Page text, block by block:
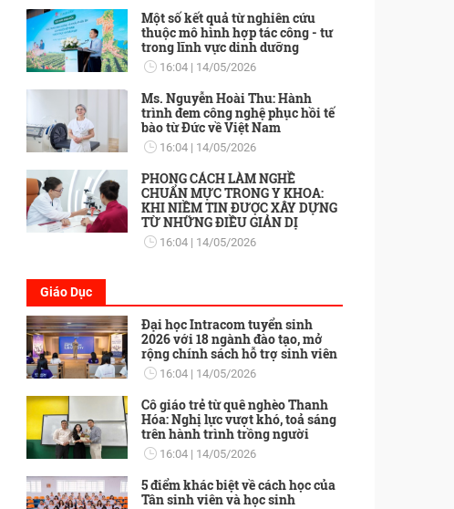
Một số kết quả từ nghiên cứu
thuộc mô hình hợp tác công - tư
trong lĩnh vực dinh dưỡng
16:04 14/05/2026
Ms. Nguyễn Hoài Thu: Hành
trình đem công nghệ phục hồi tế
bào từ Đức về Việt Nam
16:04 14/05/2026
PHONG CÁCH LÀM NGHỀ
CHUẨN MỰC TRONG Y KHOA:
KHI NIỀM TIN ĐƯỢC XÂY DỰNG
TỪ NHỮNG ĐIỀU GIẢN DỊ
16:04 14/05/2026
Giáo Dục
Đại học Intracom tuyển sinh
2026 với 18 ngành đào tạo, mở
rộng chính sách hỗ trợ sinh viên
16:04 14/05/2026
Cô giáo trẻ từ quê nghèo Thanh
Hóa: Nghị lực vượt khó, toả sáng
trên hành trình trồng người
16:04 14/05/2026
5 điểm khác biệt về cách học của
Tân sinh viên và học sinh